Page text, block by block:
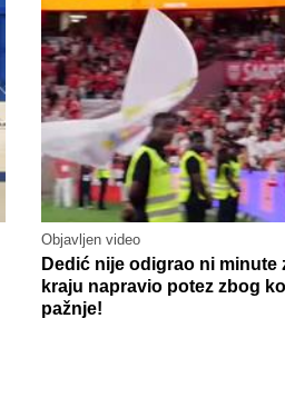
Objavljen video
Dedić nije odigrao ni minute
kraju napravio potez zbog
pažnje!